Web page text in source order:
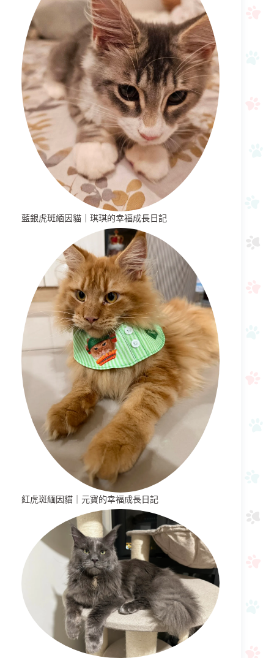
藍銀虎斑緬因貓｜琪琪的幸福成長日記
紅虎斑緬因貓｜元寶的幸福成長日記